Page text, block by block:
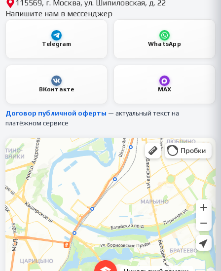
115569, г. Москва, ул. Шипиловская, д. 22
Напишите нам в мессенджер
Telegram WhatsApp
ВКонтакте MAX
Договор публичной оферты — актуальный текст на
платёжном сервисе